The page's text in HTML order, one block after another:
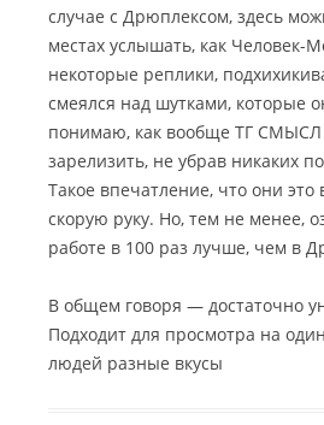
случае с Дрюплексом, здесь
местах услышать, как Человек-
некоторые реплики,
смеялся над шутками, которые
понимаю, как вообще ТГ СМЫСЛ
зарелизить, не убрав никаких
Такое впечатление, что они это
скорую руку. Но, тем не менее,
работе в 100 раз лучше, чем в
В общем говоря — достаточно
Подходит для просмотра на
людей разные вкусы